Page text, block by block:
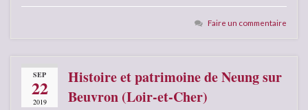
Faire un commentaire
SEP
22
2019
Histoire et patrimoine de Neung sur
Beuvron (Loir-et-Cher)